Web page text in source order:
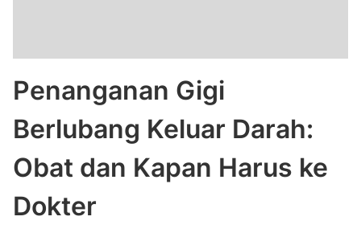
Penanganan Gigi
Berlubang Keluar Darah:
Obat dan Kapan Harus ke
Dokter